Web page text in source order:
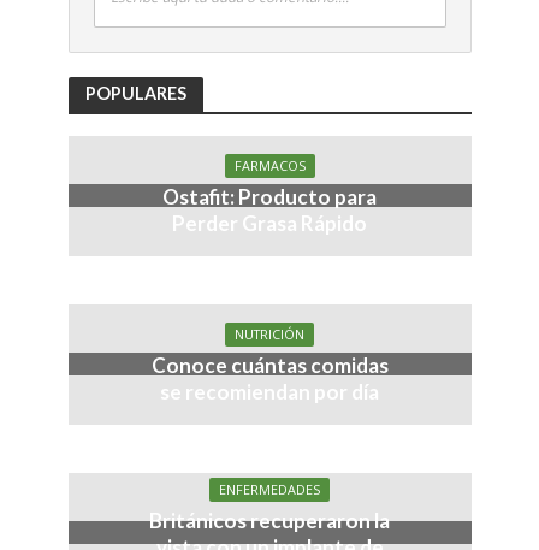
POPULARES
FARMACOS
Ostafit: Producto para
Perder Grasa Rápido
NUTRICIÓN
Conoce cuántas comidas
se recomiendan por día
ENFERMEDADES
Británicos recuperaron la